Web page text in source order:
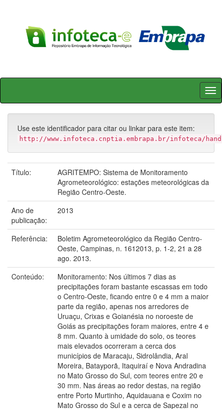
Skip
Use este identificador para citar ou linkar para este item:
http://www.infoteca.cnptia.embrapa.br/infoteca/
Título:
AGRITEMPO: Sistema de Monitoramento
Agrometeorológico: estações meteorológicas da
Região Centro-Oeste.
Ano de
publicação:
2013
Referência:
Boletim Agrometeorológico da Região Centro-
Oeste, Campinas, n. 1612013, p. 1-2, 21 a 28
ago. 2013.
Conteúdo:
Monitoramento: Nos últimos 7 dias as
precipitações foram bastante escassas em todo
o Centro-Oeste, ficando entre 0 e 4 mm a maior
parte da região, apenas nos arredores de
Uruaçu, Crixas e Goianésia no noroeste de
Goiás as precipitações foram maiores, entre 4 e
8 mm. Quanto à umidade do solo, os teores
mais elevados ocorreram a cerca dos
municípios de Maracaju, Sidrolândia, Aral
Moreira, Batayporã, Itaquiraí e Nova Andradina
no Mato Grosso do Sul, com teores entre 20 e
30 mm. Nas áreas ao redor destas, na região
entre Porto Murtinho, Aquidauana e Coxim no
Mato Grosso do Sul e a cerca de Sapezal no